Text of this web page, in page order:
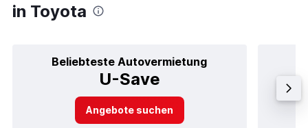
in Toyota
Beliebteste Autovermietung
U-Save
Angebote suchen